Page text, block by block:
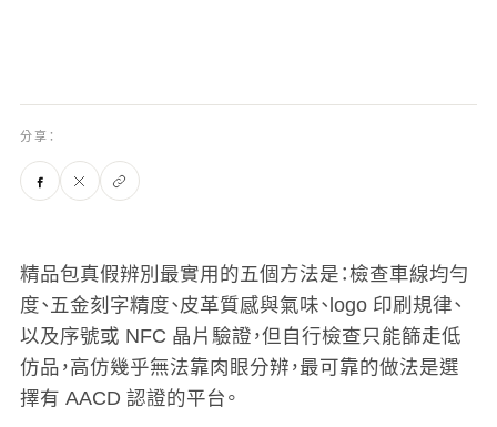
分享：
精品包真假辨別最實用的五個方法是：檢查車線均勻
度、五金刻字精度、皮革質感與氣味、logo 印刷規律、
以及序號或 NFC 晶片驗證，但自行檢查只能篩走低
仿品，高仿幾乎無法靠肉眼分辨，最可靠的做法是選
擇有 AACD 認證的平台。